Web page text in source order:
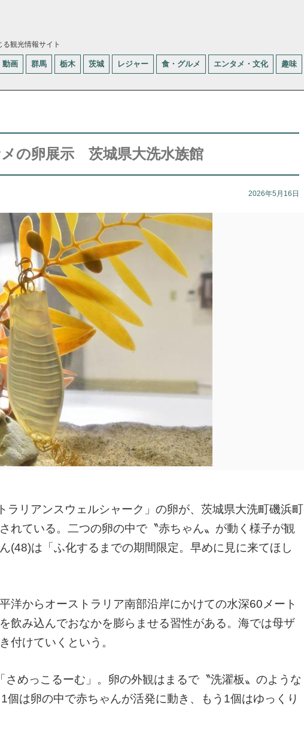
る観光情報サイト
動画 群馬 栃木 茨城 レジャー 食・グルメ エンタメ・文化 趣味
の卵展示 茨城県大洗水族館
2026年5月16日
リアンスウェルシャーク」の卵が、茨城県大洗町磯浜町
れている。二つの卵の中で〝赤ちゃん〟が動く様子が観
(48)は「ふ化するまでの期間限定。早めに見に来てほし
洋からオーストラリア南部沿岸にかけての水深60メート
飲み込んでおなかを膨らませる習性がある。海では母ザ
付けていくという。
めっこるーむ」。卵の外観はまるで〝洗濯板〟のような
は卵の中で赤ちゃんが活発に動き、もう1個はゆっくり